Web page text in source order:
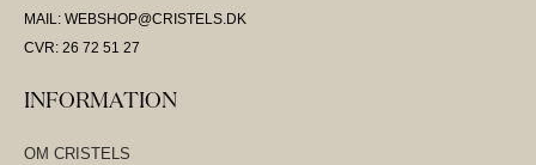
MAIL: WEBSHOP@CRISTELS.DK
CVR: 26 72 51 27
INFORMATION
OM CRISTELS